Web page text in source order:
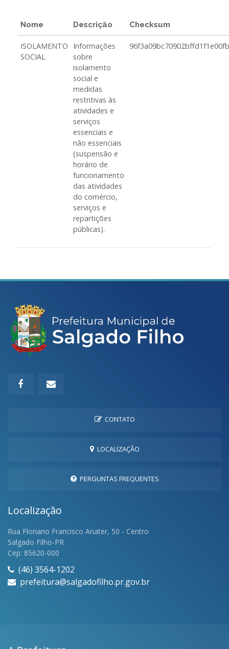
Nome Descrição Checksum
ISOLAMENTO
SOCIAL
Informações
sobre
isolamento
social e
medidas
restritivas às
atividades e
serviços
essenciais e
não essenciais
(suspensão e
horário de
funcionamento
das atividades
do comércio,
serviços e
repartições
públicas).
CONTATO
LOCALIZAÇÃO
PERGUNTAS FREQUENTES
Localização
Rua Floriano Francisco Anater, 50 - Centro
Salgado Filho-PR
Cep: 85620-000
(46) 3564-1202
prefeitura@salgadofilho.pr.gov.br